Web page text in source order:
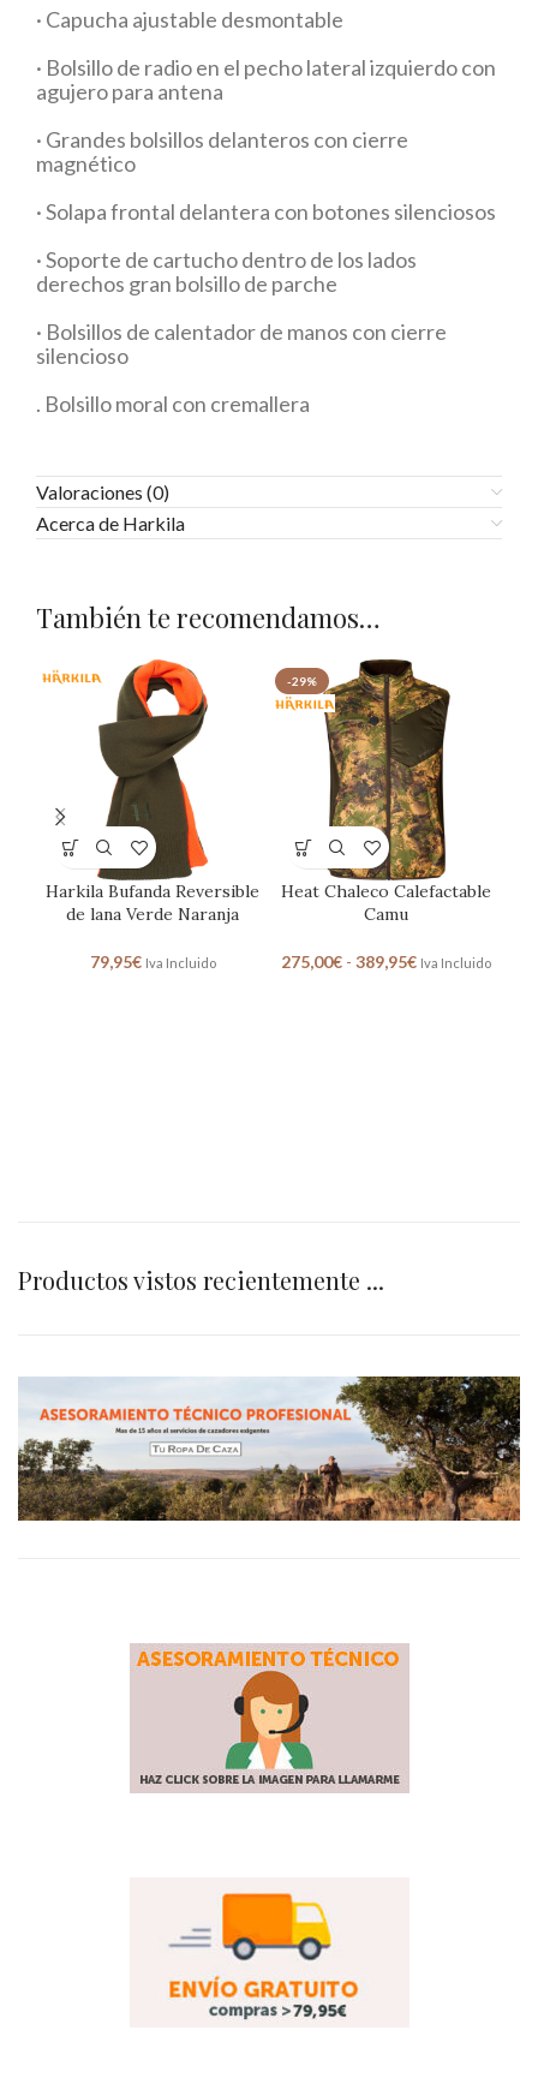
· Capucha ajustable desmontable
· Bolsillo de radio en el pecho lateral izquierdo con
agujero para antena
· Grandes bolsillos delanteros con cierre
magnético
· Solapa frontal delantera con botones silenciosos
· Soporte de cartucho dentro de los lados
derechos gran bolsillo de parche
· Bolsillos de calentador de manos con cierre
silencioso
. Bolsillo moral con cremallera
Valoraciones (0)
Acerca de Harkila
También te recomendamos…
Harkila Bufanda Reversible
de lana Verde Naranja
79,95€ Iva Incluido
-29%
Heat Chaleco Calefactable
Camu
275,00€ - 389,95€ Iva Incluido
Productos vistos recientemente ...